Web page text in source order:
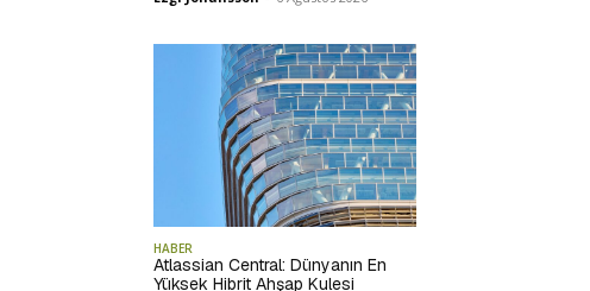
HABER
Atlassian Central: Dünyanın En
Yüksek Hibrit Ahşap Kulesi